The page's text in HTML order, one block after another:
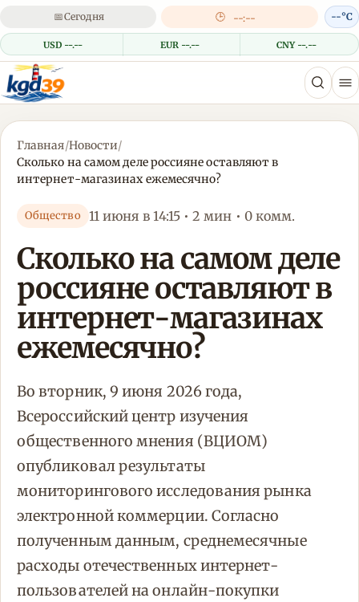
📅Сегодня 🕒 --:--
USD --.-- EUR --.-- CNY --.--
--°C
Главная/Новости/
Сколько на самом деле россияне оставляют в
интернет-магазинах ежемесячно?
Общество 11 июня в 14:15 • 2 мин • 0 комм.
Сколько на самом деле
россияне оставляют в
интернет-магазинах
ежемесячно?
Во вторник, 9 июня 2026 года,
Всероссийский центр изучения
общественного мнения (ВЦИОМ)
опубликовал результаты
мониторингового исследования рынка
электронной коммерции. Согласно
полученным данным, среднемесячные
расходы отечественных интернет-
пользователей на онлайн-покупки